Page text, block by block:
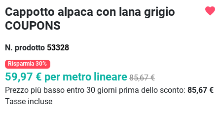
Cappotto alpaca con lana grigio
COUPONS
N. prodotto 53328
favorite
Risparmia 30%
59,97 € per metro lineare 85,67 €
Prezzo più basso entro 30 giorni prima dello sconto: 85,67 €
Tasse incluse